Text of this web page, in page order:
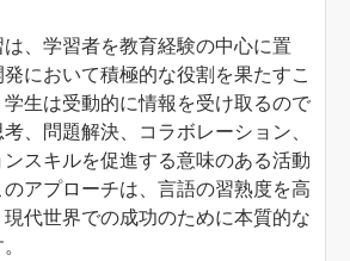
、学習者を教育経験の中心に置
において積極的な役割を果たすこ
生は受動的に情報を受け取るので
、問題解決、コラボレーション、
スキルを促進する意味のある活動
アプローチは、言語の習熟度を高
代世界での成功のために本質的な